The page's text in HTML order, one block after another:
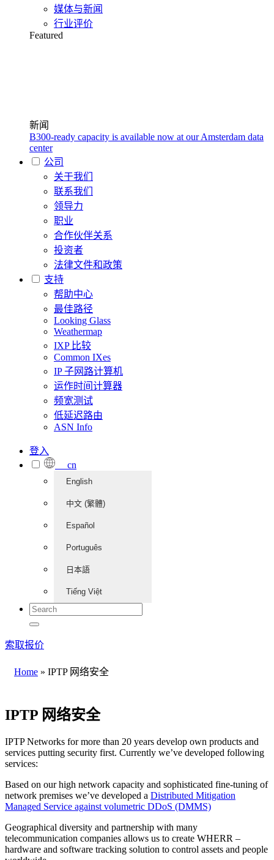
媒体与新闻
行业评价
Featured
新闻
B300-ready capacity is available now at our Amsterdam data
center
公司
关于我们
联系我们
领导力
职业
合作伙伴关系
投资者
法律文件和政策
支持
帮助中心
最佳路径
Looking Glass
Weathermap
IXP 比较
Common IXes
IP 子网路计算机
运作时间计算器
频宽测试
低延迟路由
ASN Info
登入
cn
English
中文 (繁體)
Español
Português
日本語
Tiếng Việt
索取报价
Home » IPTP 网络安全
IPTP 网络安全
IPTP Networks for more than 20 years develop own products and
services putting security first. Currently we’ve developed following
services:
Based on our high network capacity and sophisticated fine-tuning of
network premises we’ve developed a Distributed Mitigation
Managed Service against volumetric DDoS (DMMS)
Geographical diversity and partnership with many
telecommunication companies allows us to create WHERR –
hardware and software tracking solution to control assets and people